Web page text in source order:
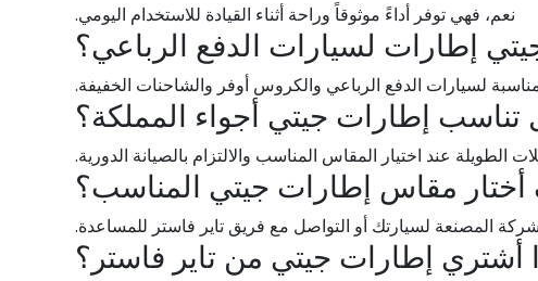
نعم، فهي توفر أداءً موثوقاً وراحة أثناء القيادة للاستخدام اليومي.
إطارات لسيارات الدفع الرباعي؟
لسيارات الدفع الرباعي والكروس أوفر والشاحنات الخفيفة.
تناسب إطارات جيتي أجواء المملكة؟
الطويلة عند اختيار المقاس المناسب والالتزام بالصيانة الدورية.
مقاس إطارات جيتي المناسب؟
المصنعة لسيارتك أو التواصل مع فريق تاير فاستر للمساعدة.
أشتري إطارات جيتي من تاير فاستر؟